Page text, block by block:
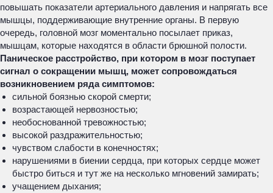
повышать показатели артериального давления и напрягать все
мышцы, поддерживающие внутренние органы. В первую
очередь, головной мозг моментально посылает приказ,
мышцам, которые находятся в области брюшной полости.
Паническое расстройство, при котором в мозг поступает
сигнал о сокращении мышц, может сопровождаться
возникновением ряда симптомов:
сильной боязнью скорой смерти;
возрастающей нервозностью;
необоснованной тревожностью;
высокой раздражительностью;
чувством слабости в конечностях;
нарушениями в биении сердца, при которых сердце может
быстро биться и тут же на несколько мгновений замирать;
учащением дыхания;